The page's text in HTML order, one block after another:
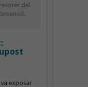
del
va exposar